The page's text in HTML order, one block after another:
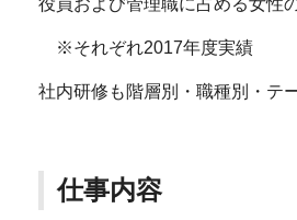
※それぞれ2017年度実績
社内研修も階層別・職種別・テ
仕事内容